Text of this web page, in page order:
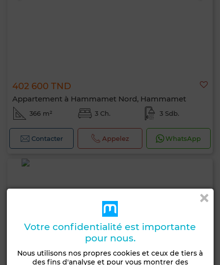
402 600 TND
Appartement à Hammamet Nord, Hammamet
366 m² 3 Ch. 3 Sdb.
Contacter Appelez WhatsApp
Votre confidentialité est importante
pour nous.
Nous utilisons nos propres cookies et ceux de tiers à
des fins d'analyse et pour vous montrer des